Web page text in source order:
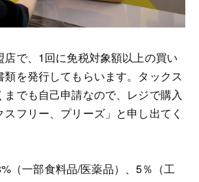
店で、1回に免税対象額以上の買い
を発行してもらいます。タックス
までも自己申請なので、レジで購入
フリー、プリーズ」と申し出てく
（一部食料品/医薬品）、5％（工